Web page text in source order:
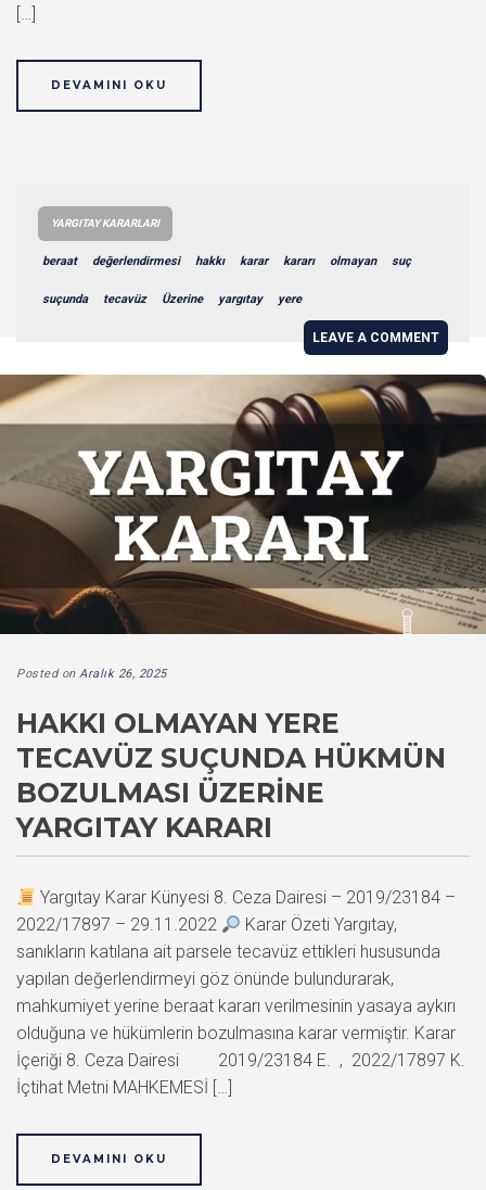
[…]
DEVAMINI OKU
YARGITAY KARARLARI
beraat değerlendirmesi hakkı karar kararı olmayan suç
suçunda tecavüz Üzerine yargıtay yere
LEAVE A COMMENT
Posted on Aralık 26, 2025
HAKKI OLMAYAN YERE
TECAVÜZ SUÇUNDA HÜKMÜN
BOZULMASI ÜZERINE
YARGITAY KARARI
Yargıtay Karar Künyesi 8. Ceza Dairesi – 2019/23184 –
2022/17897 – 29.11.2022
Karar Özeti Yargıtay,
sanıkların katılana ait parsele tecavüz ettikleri hususunda
yapılan değerlendirmeyi göz önünde bulundurarak,
mahkumiyet yerine beraat kararı verilmesinin yasaya aykırı
olduğuna ve hükümlerin bozulmasına karar vermiştir. Karar
İçeriği 8. Ceza Dairesi 2019/23184 E. , 2022/17897 K.
İçtihat Metni MAHKEMESİ […]
DEVAMINI OKU